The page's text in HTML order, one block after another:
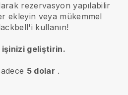
rezervasyon yapılabilir
ekleyin veya mükemmel
kullanın!
işinizi geliştirin.
5 dolar .